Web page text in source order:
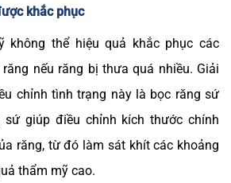
khắc phục
không thể hiệu quả khắc phục các
nếu răng bị thưa quá nhiều. Giải
chỉnh tình trạng này là bọc răng sứ
sứ giúp điều chỉnh kích thước chính
răng, từ đó làm sát khít các khoảng
thẩm mỹ cao.